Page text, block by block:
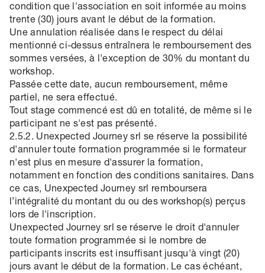
condition que l'association en soit informée au moins
trente (30) jours avant le début de la formation.
Une annulation réalisée dans le respect du délai
mentionné ci-dessus entraînera le remboursement des
sommes versées, à l'exception de 30% du montant du
workshop.
Passée cette date, aucun remboursement, même
partiel, ne sera effectué.
Tout stage commencé est dû en totalité, de même si le
participant ne s'est pas présenté.
2.5.2. Unexpected Journey srl se réserve la possibilité
d'annuler toute formation programmée si le formateur
n'est plus en mesure d'assurer la formation,
notamment en fonction des conditions sanitaires. Dans
ce cas, Unexpected Journey srl remboursera
l’intégralité du montant du ou des workshop(s) perçus
lors de l'inscription.
Unexpected Journey srl se réserve le droit d'annuler
toute formation programmée si le nombre de
participants inscrits est insuffisant jusqu'à vingt (20)
jours avant le début de la formation. Le cas échéant,